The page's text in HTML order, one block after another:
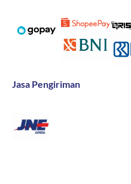
Jasa Pengiriman